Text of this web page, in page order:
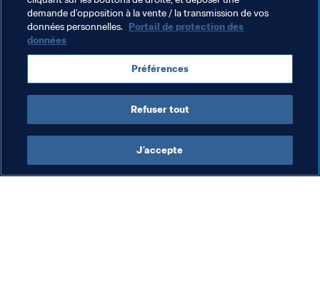
pour la nouvelle vague cafetera, comme le confirme
Uribe. "On a beaucoup de choses à apprendre de lui, de
son professionnalisme, de sa faculté à tout donner, de sa
pugnacité", conclut le milieu de terrain.
demande d’opposition à la vente / la transmission de vos
données personnelles. Portail de protection des
données
Préférences
Refuser tout
J’accepte